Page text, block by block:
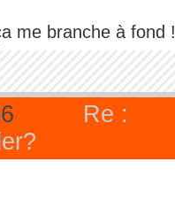
me branche à fond
Re :